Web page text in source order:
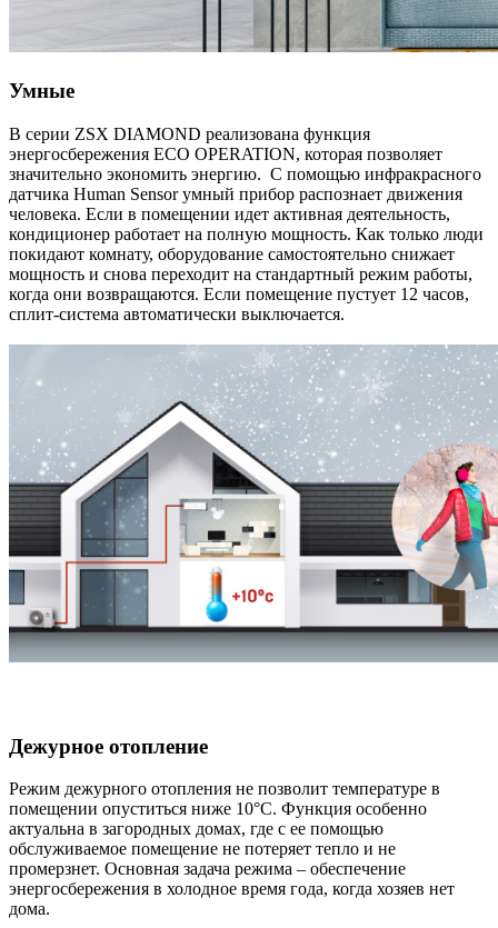
Умные
В серии ZSX DIAMOND реализована функция
энергосбережения ECO OPERATION, которая позволяет
значительно экономить энергию. С помощью инфракрасного
датчика Human Sensor умный прибор распознает движения
человека. Если в помещении идет активная деятельность,
кондиционер работает на полную мощность. Как только люди
покидают комнату, оборудование самостоятельно снижает
мощность и снова переходит на стандартный режим работы,
когда они возвращаются. Если помещение пустует 12 часов,
сплит-система автоматически выключается.
Дежурное отопление
Режим дежурного отопления не позволит температуре в
помещении опуститься ниже 10°С. Функция особенно
актуальна в загородных домах, где с ее помощью
обслуживаемое помещение не потеряет тепло и не
промерзнет. Основная задача режима – обеспечение
энергосбережения в холодное время года, когда хозяев нет
дома.